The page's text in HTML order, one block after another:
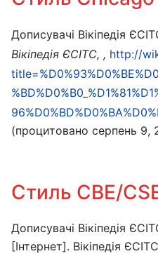
Дописувачі Вікіпедія
Вікіпедія ЄСІТС, , http://
(процитовано серпень 9,
Стиль CBE/
Дописувачі Вікіпедія
[Інтернет]. Вікіпедія